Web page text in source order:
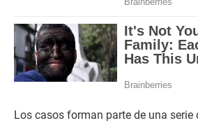
Los casos forman parte de una serie